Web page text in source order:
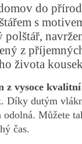
do
s
polštář,
z
života
z vysoce
Díky dutým
odolná. Můžete
čas.